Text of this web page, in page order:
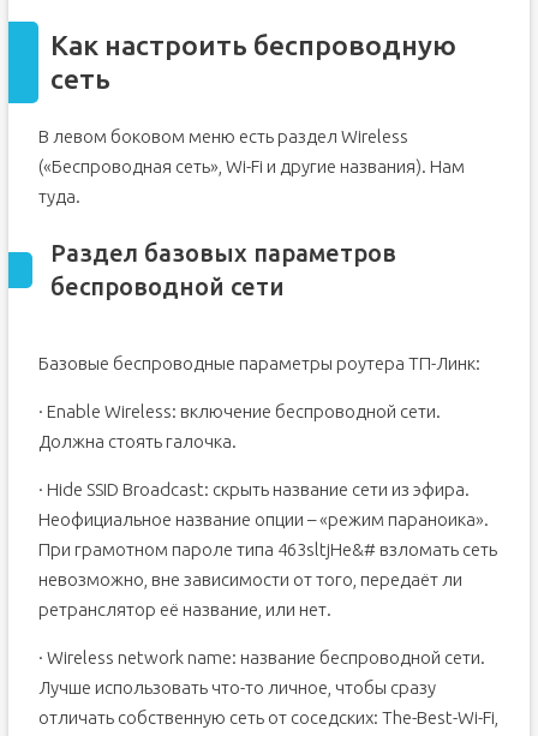
Как настроить беспроводную
сеть
В левом боковом меню есть раздел Wireless
(«Беспроводная сеть», Wi-Fi и другие названия). Нам
туда.
Раздел базовых параметров
беспроводной сети
Базовые беспроводные параметры роутера ТП-Линк:
· Enable Wireless: включение беспроводной сети.
Должна стоять галочка.
· Hide SSID Broadcast: скрыть название сети из эфира.
Неофициальное название опции – «режим параноика».
При грамотном пароле типа 463sltjHe&# взломать сеть
невозможно, вне зависимости от того, передаёт ли
ретранслятор её название, или нет.
· Wireless network name: название беспроводной сети.
Лучше использовать что-то личное, чтобы сразу
отличать собственную сеть от соседских: The-Best-Wi-Fi,